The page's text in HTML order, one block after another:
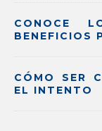
CONOCE
BENEFICIOS
CÓMO SER
EL INTENTO